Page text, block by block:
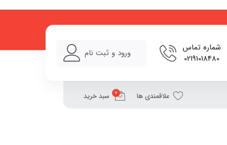
شماره تماس
02191018480
ورود و ثبت نام
علاقمندی ها 0 سبد خرید